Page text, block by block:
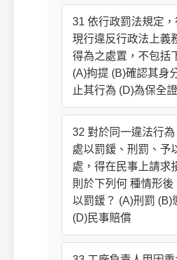
31 依行政罰法規定
現行違反行政法上義
得為之處置，不包括
(A)拘提 (B)確認其身
止其行為 (D)為保全
32 對於同一違法行
處以罰鍰、刑罰、予
處，得在民事上請求
則於下列何 種情形後
以罰鍰？ (A)刑罰 (B)
(D)民事賠償